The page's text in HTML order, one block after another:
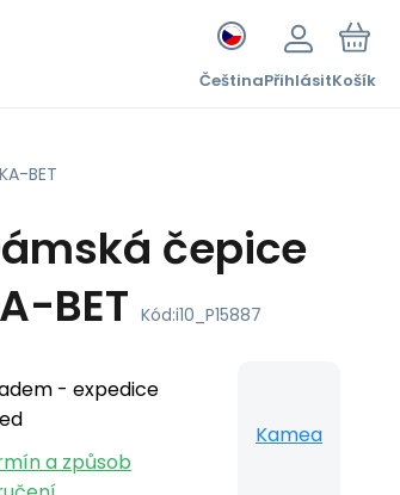
ČeštinaPřihlásitKošík
BET
čepice
BET Kód:i10_P15887
- expedice
a způsob
Kamea